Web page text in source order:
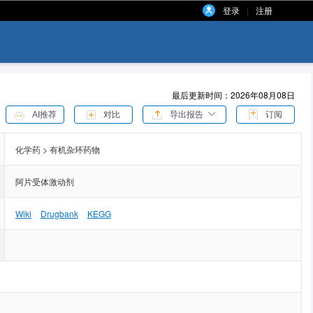
登录 | 注册
最后更新时间：2026年08月08日
AI推荐 对比 导出报告 订阅
化学药 > 有机杂环药物
阿片受体激动剂
Wiki Drugbank KEGG